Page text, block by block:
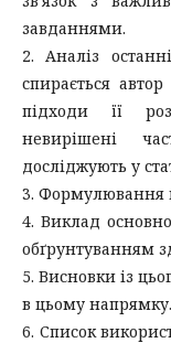
завданнями.
2. Аналіз
спирається
підходи її
невирішені
досліджують у
3. Формулювання
4. Виклад
обґрунтуванням
5. Висновки із
в цьому напрямку.
6. Список